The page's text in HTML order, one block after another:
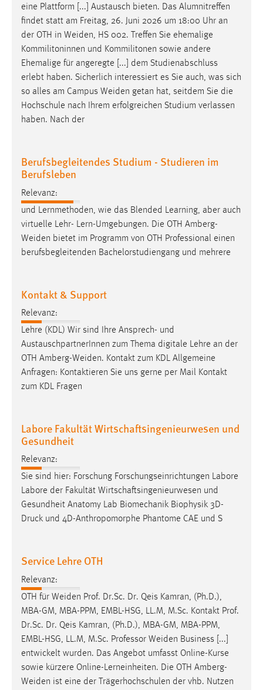
eine Plattform [...] Austausch bieten. Das Alumnitreffen
findet statt am Freitag, 26. Juni 2026 um 18:00 Uhr an
der OTH in Weiden, HS 002. Treffen Sie ehemalige
Kommilitoninnen und Kommilitonen sowie andere
Ehemalige für angeregte [...] dem Studienabschluss
erlebt haben. Sicherlich interessiert es Sie auch, was sich
so alles am Campus Weiden getan hat, seitdem Sie die
Hochschule nach Ihrem erfolgreichen Studium verlassen
haben. Nach der
Berufsbegleitendes Studium - Studieren im
Berufsleben
Relevanz:
und Lernmethoden, wie das Blended Learning, aber auch
virtuelle Lehr- Lern-Umgebungen. Die OTH Amberg-
Weiden bietet im Programm von OTH Professional einen
berufsbegleitenden Bachelorstudiengang und mehrere
Kontakt & Support
Relevanz:
Lehre (KDL) Wir sind Ihre Ansprech- und
AustauschpartnerInnen zum Thema digitale Lehre an der
OTH Amberg-Weiden. Kontakt zum KDL Allgemeine
Anfragen: Kontaktieren Sie uns gerne per Mail Kontakt
zum KDL Fragen
Labore Fakultät Wirtschaftsingenieurwesen und
Gesundheit
Relevanz:
Sie sind hier: Forschung Forschungseinrichtungen Labore
Labore der Fakultät Wirtschaftsingenieurwesen und
Gesundheit Anatomy Lab Biomechanik Biophysik 3D-
Druck und 4D-Anthropomorphe Phantome CAE und S
Service Lehre OTH
Relevanz:
OTH für Weiden Prof. Dr.Sc. Dr. Qeis Kamran, (Ph.D.),
MBA-GM, MBA-PPM, EMBL-HSG, LL.M, M.Sc. Kontakt Prof.
Dr.Sc. Dr. Qeis Kamran, (Ph.D.), MBA-GM, MBA-PPM,
EMBL-HSG, LL.M, M.Sc. Professor Weiden Business [...]
entwickelt wurden. Das Angebot umfasst Online-Kurse
sowie kürzere Online-Lerneinheiten. Die OTH Amberg-
Weiden ist eine der Trägerhochschulen der vhb. Nutzen